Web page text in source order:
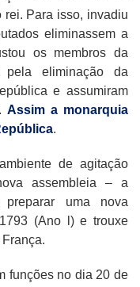
rei. Para isso, invadiu
eliminassem a
os membros da
pela eliminação da
e assumiram
Assim a monarquia
.
de agitação
assembleia – a
uma nova
(Ano l) e trouxe
funções no dia 20 de